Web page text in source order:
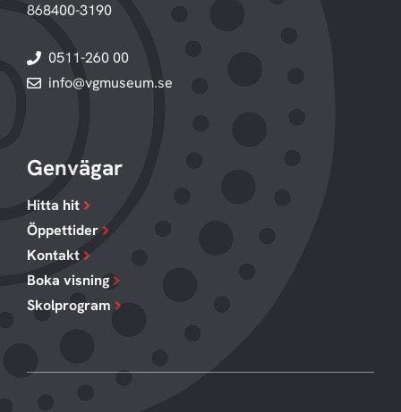
868400-3190
0511-260 00
info@vgmuseum.se
Genvägar
Hitta hit
Öppettider
Kontakt
Boka visning
Skolprogram